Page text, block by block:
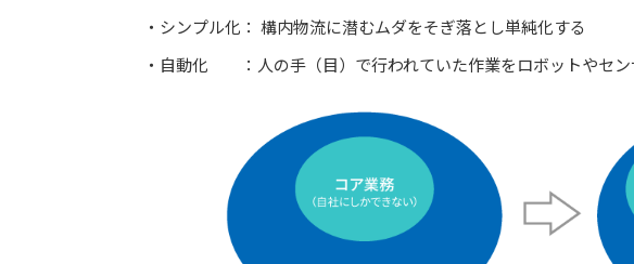
・シンプル化： 構内物流に潜むムダをそぎ落とし単純化する
・自動化 ：人の手（目）で行われていた作業をロボットやセン